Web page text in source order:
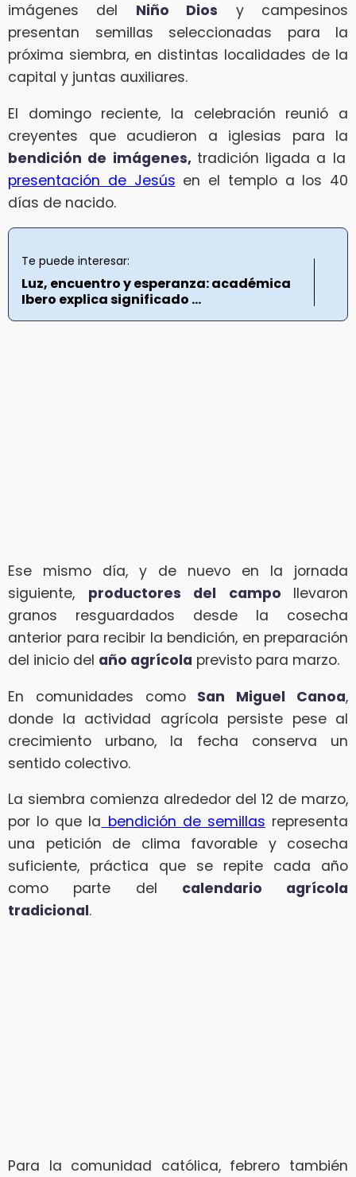
imágenes del Niño Dios y campesinos
presentan semillas seleccionadas para la
próxima siembra, en distintas localidades de la
capital y juntas auxiliares.
El domingo reciente, la celebración reunió a
creyentes que acudieron a iglesias para la
bendición de imágenes, tradición ligada a la
presentación de Jesús en el templo a los 40
días de nacido.
Te puede interesar:
Luz, encuentro y esperanza: académica
Ibero explica significado ...
Ese mismo día, y de nuevo en la jornada
siguiente, productores del campo llevaron
granos resguardados desde la cosecha
anterior para recibir la bendición, en preparación
del inicio del año agrícola previsto para marzo.
En comunidades como San Miguel Canoa,
donde la actividad agrícola persiste pese al
crecimiento urbano, la fecha conserva un
sentido colectivo.
La siembra comienza alrededor del 12 de marzo,
por lo que la bendición de semillas representa
una petición de clima favorable y cosecha
suficiente, práctica que se repite cada año
como parte del calendario agrícola
tradicional.
Para la comunidad católica, febrero también